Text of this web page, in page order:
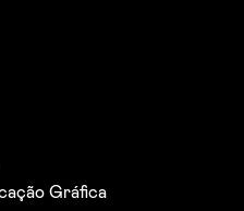
Gráfica